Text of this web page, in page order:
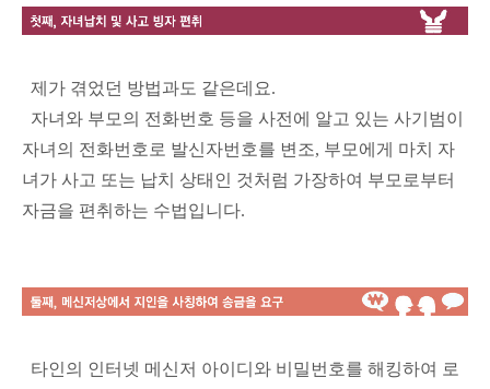
제가 겪었던 방법과도 같은데요.
자녀와 부모의 전화번호 등을 사전에 알고 있는 사기범이
자녀의 전화번호로 발신자번호를 변조, 부모에게 마치 자
녀가 사고 또는 납치 상태인 것처럼 가장하여 부모로부터
자금을 편취하는 수법입니다.
타인의 인터넷 메신저 아이디와 비밀번호를 해킹하여 로